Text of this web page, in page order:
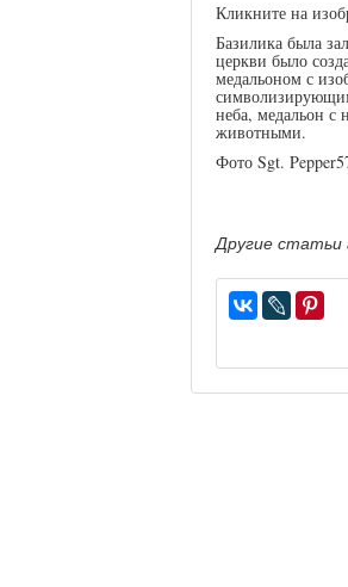
Кликните на
Базилика была
церкви было
медальоном с
неба, медальон с
животными.
Фото Sgt.
Другие